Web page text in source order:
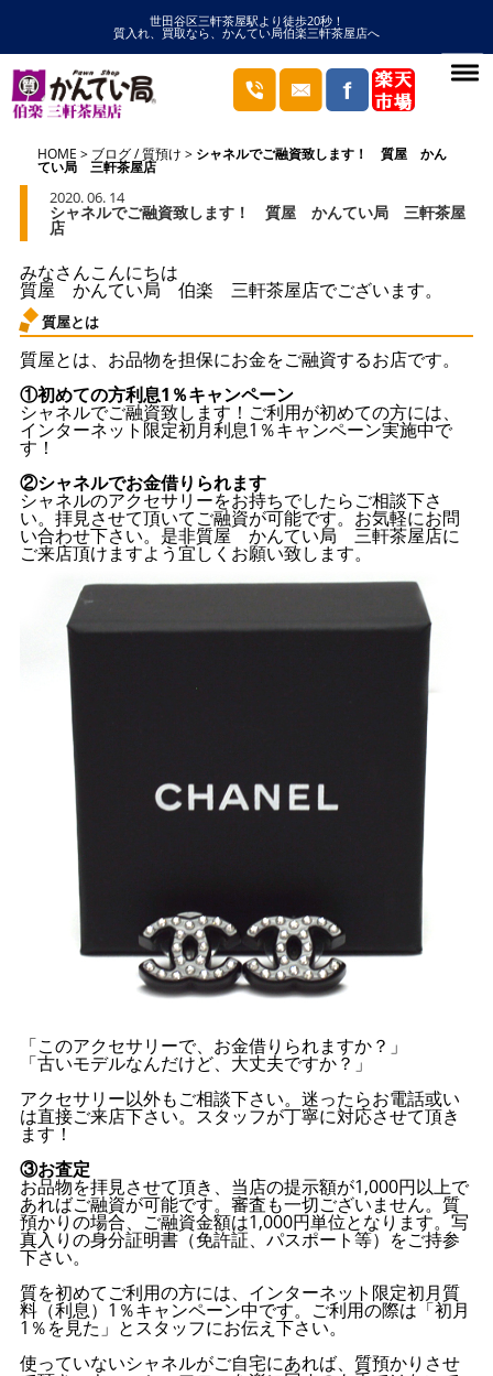
世田谷区三軒茶屋駅より徒歩20秒！
質入れ、買取なら、かんてい局伯楽三軒茶屋店へ
HOME ブログ/質預け シャネルでご融資致します！ 質屋 かん
てい局 三軒茶屋店
2020. 06. 14
シャネルでご融資致します！ 質屋 かんてい局 三軒茶屋
店
みなさんこんにちは
質屋 かんてい局 伯楽 三軒茶屋店でございます。
質屋とは
質屋とは、お品物を担保にお金をご融資するお店です。
①初めての方利息1％キャンペーン
シャネルでご融資致します！ご利用が初めての方には、
インターネット限定初月利息1％キャンペーン実施中で
す！
②シャネルでお金借りられます
シャネルのアクセサリーをお持ちでしたらご相談下さ
い。拝見させて頂いてご融資が可能です。お気軽にお問
い合わせ下さい。是非質屋 かんてい局 三軒茶屋店に
ご来店頂けますよう宜しくお願い致します。
「このアクセサリーで、お金借りられますか？」
「古いモデルなんだけど、大丈夫ですか？」
アクセサリー以外もご相談下さい。迷ったらお電話或い
は直接ご来店下さい。スタッフが丁寧に対応させて頂き
ます！
③お査定
お品物を拝見させて頂き、当店の提示額が1,000円以上で
あればご融資が可能です。審査も一切ございません。質
預かりの場合、ご融資金額は1,000円単位となります。写
真入りの身分証明書（免許証、パスポート等）をご持参
下さい。
質を初めてご利用の方には、インターネット限定初月質
料（利息）1％キャンペーン中です。ご利用の際は「初月
1％を見た」とスタッフにお伝え下さい。
使っていないシャネルがご自宅にあれば、質預かりさせ